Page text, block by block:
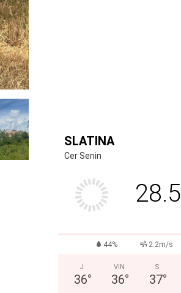
SLATINA
Cer Senin
28.5
44% 2.2m/s
J
36°
VIN
36°
S
37°